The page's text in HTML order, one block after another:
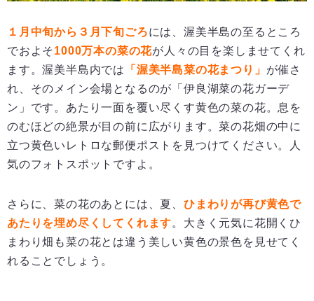
１月中旬から３月下旬ごろには、渥美半島の至るところ
でおよそ1000万本の菜の花が人々の目を楽しませてくれ
ます。渥美半島内では
「渥美半島菜の花まつり」 が催さ
れ、そのメイン会場となるのが「伊良湖菜の花ガーデ
ン」です。あたり一面を覆い尽くす黄色の菜の花。息を
のむほどの絶景が目の前に広がります。菜の花畑の中に
立つ黄色いレトロな郵便ポストを見つけてください。人
気のフォトスポットですよ。
さらに、菜の花のあとには、夏、 ひまわりが再び黄色で
あたりを埋め尽くしてくれます。大きく元気に花開くひ
まわり畑も菜の花とは違う美しい黄色の景色を見せてく
れることでしょう。